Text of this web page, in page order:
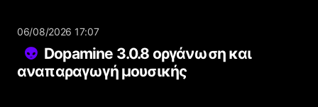
06/08/2026 17:07
Dopamine 3.0.8 οργάνωση και
αναπαραγωγή μουσικής